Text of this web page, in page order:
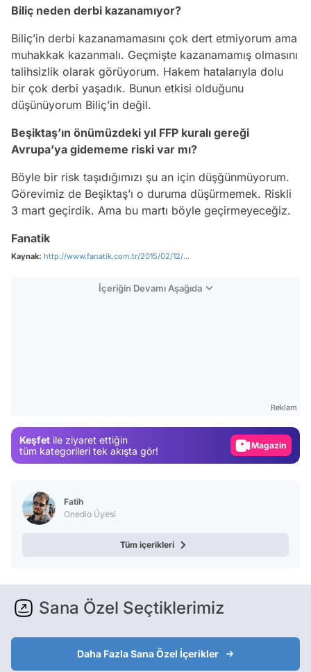
Biliç neden derbi kazanamıyor?
Biliç’in derbi kazanamamasını çok dert etmiyorum ama
muhakkak kazanmalı. Geçmişte kazanamamış olmasını
talihsizlik olarak görüyorum. Hakem hatalarıyla dolu
bir çok derbi yaşadık. Bunun etkisi olduğunu
düşünüyorum Biliç’in değil.
Beşiktaş’ın önümüzdeki yıl FFP kuralı gereği
Avrupa’ya gidememe riski var mı?
Böyle bir risk taşıdığımızı şu an için düşğünmüyorum.
Görevimiz de Beşiktaş’ı o duruma düşürmemek. Riskli
3 mart geçirdik. Ama bu martı böyle geçirmeyeceğiz.
Fanatik
Kaynak: http://www.fanatik.com.tr/2015/02/12/...
İçeriğin Devamı Aşağıda
Reklam
Keşfet ile ziyaret ettiğin
tüm kategorileri tek akışta gör!
Magazin
Video
Fatih
Onedio Üyesi
Tüm içerikleri
Sana Özel Seçtiklerimiz
Daha Fazla Sana Özel İçerikler